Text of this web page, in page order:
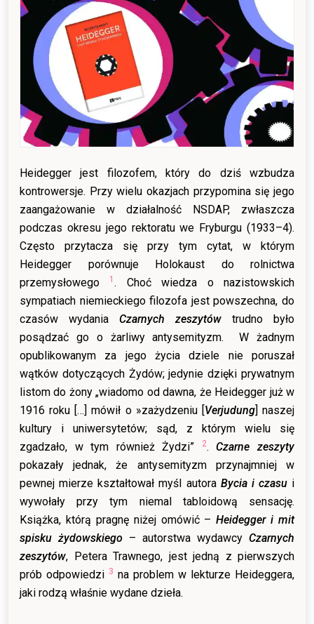
Heidegger jest filozofem, który do dziś wzbudza
kontrowersje. Przy wielu okazjach przypomina się jego
zaangażowanie w działalność NSDAP, zwłaszcza
podczas okresu jego rektoratu we Fryburgu (1933–4).
Często przytacza się przy tym cytat, w którym
Heidegger porównuje Holokaust do rolnictwa
przemysłowego
1 . Choć wiedza o nazistowskich
sympatiach niemieckiego filozofa jest powszechna, do
czasów wydania Czarnych zeszytów trudno było
posądzać go o żarliwy antysemityzm. W żadnym
opublikowanym za jego życia dziele nie poruszał
wątków dotyczących Żydów; jedynie dzięki prywatnym
listom do żony „wiadomo od dawna, że Heidegger już w
1916 roku […] mówił o »zażydzeniu [Verjudung] naszej
kultury i uniwersytetów; sąd, z którym wielu się
zgadzało, w tym również Żydzi”
2.Czarne zeszyty
pokazały jednak, że antysemityzm przynajmniej w
pewnej mierze kształtował myśl autora Bycia i czasu i
wywołały przy tym niemal tabloidową sensację.
Książka, którą pragnę niżej omówić –Heidegger i mit
spisku żydowskiego – autorstwa wydawcy Czarnych
zeszytów, Petera Trawnego, jest jedną z pierwszych
prób odpowiedzi 3 na problem w lekturze Heideggera,
jaki rodzą właśnie wydane dzieła.